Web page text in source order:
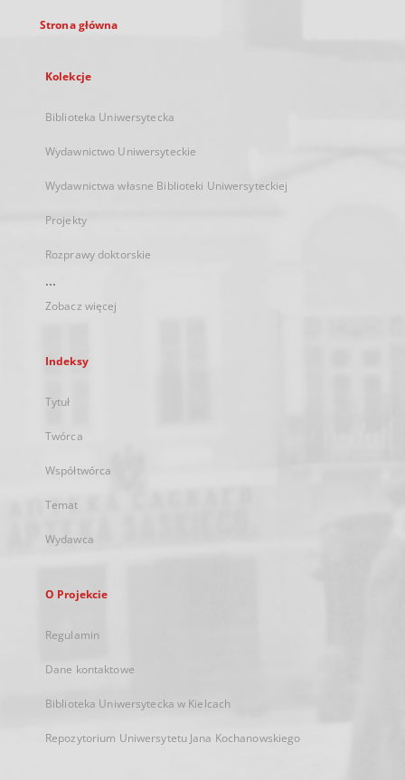
Strona główna
Kolekcje
Biblioteka Uniwersytecka
Wydawnictwo Uniwersyteckie
Wydawnictwa własne Biblioteki Uniwersyteckiej
Projekty
Rozprawy doktorskie
...
Zobacz więcej
Indeksy
Tytuł
Twórca
Współtwórca
Temat
Wydawca
O Projekcie
Regulamin
Dane kontaktowe
Biblioteka Uniwersytecka w Kielcach
Repozytorium Uniwersytetu Jana Kochanowskiego